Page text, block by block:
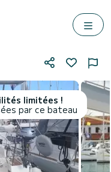
limitées !
par ce bateau